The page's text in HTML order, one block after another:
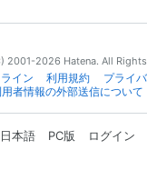
2001-2026 Hatena. All Rights
イン 利用規約
プライ
者情報の外部送信について
日本語 PC版 ログイン